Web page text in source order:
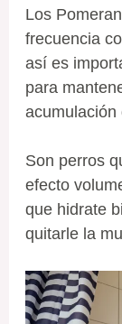
Los
frecuencia
así es
para
acumulación
Son perros
efecto
que hidrate
quitarle la